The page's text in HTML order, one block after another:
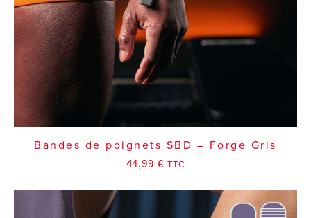
Bandes de poignets SBD – Forge Gris
44,99 € TTC